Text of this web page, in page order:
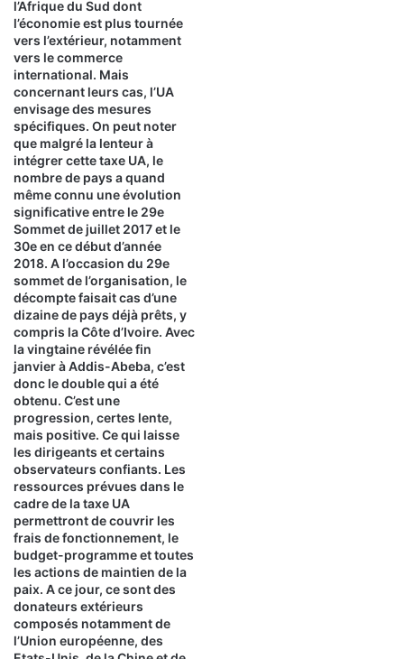
l’Afrique du Sud dont
l’économie est plus tournée
vers l’extérieur, notamment
vers le commerce
international. Mais
concernant leurs cas, l’UA
envisage des mesures
spécifiques. On peut noter
que malgré la lenteur à
intégrer cette taxe UA, le
nombre de pays a quand
même connu une évolution
significative entre le 29e
Sommet de juillet 2017 et le
30e en ce début d’année
2018. A l’occasion du 29e
sommet de l’organisation, le
décompte faisait cas d’une
dizaine de pays déjà prêts, y
compris la Côte d’Ivoire. Avec
la vingtaine révélée fin
janvier à Addis-Abeba, c’est
donc le double qui a été
obtenu. C’est une
progression, certes lente,
mais positive. Ce qui laisse
les dirigeants et certains
observateurs confiants. Les
ressources prévues dans le
cadre de la taxe UA
permettront de couvrir les
frais de fonctionnement, le
budget-programme et toutes
les actions de maintien de la
paix. A ce jour, ce sont des
donateurs extérieurs
composés notamment de
l’Union européenne, des